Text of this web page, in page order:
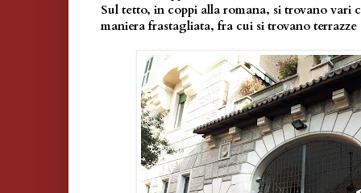
Sul tetto, in coppi alla romana, si trovano vari
maniera frastagliata, fra cui si trovano